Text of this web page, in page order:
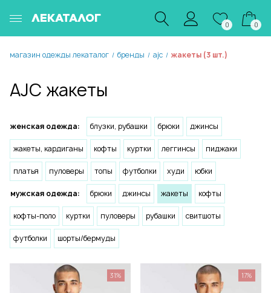
ЛЕКАТАЛОГ
0 0
магазин одежды лекаталог / бренды / ajc / жакеты (3 шт.)
AJC жакеты
женская одежда: блузки, рубашки брюки джинсы
жакеты, кардиганы кофты куртки леггинсы пиджаки
платья пуловеры топы футболки худи юбки
мужская одежда: брюки джинсы жакеты кофты
кофты-поло куртки пуловеры рубашки свитшоты
футболки шорты/бермуды
31% 17%